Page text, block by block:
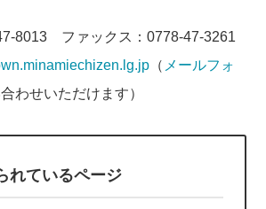
8013 ファックス：0778-47-3261
（ メールフォ
わせいただけます）
れているページ